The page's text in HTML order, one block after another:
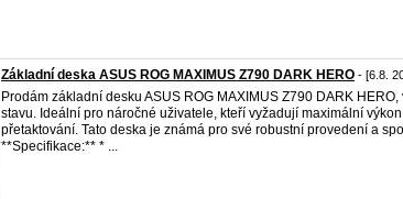
Základní deska ASUS ROG MAXIMUS Z790 DARK HERO - [6.8.
Prodám základní desku ASUS ROG MAXIMUS Z790 DARK
stavu. Ideální pro náročné uživatele, kteří vyžadují maximální
přetaktování. Tato deska je známá pro své robustní provedení a
**Specifikace:** * ...